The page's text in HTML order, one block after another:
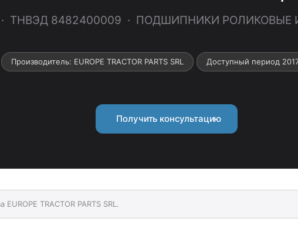
· ТНВЭД 8482400009 · ПОДШИПНИКИ РОЛИКОВЫЕ
Производитель: EUROPE TRACTOR PARTS SRL Доступный период
Получить консультацию
TRACTOR PARTS SRL.